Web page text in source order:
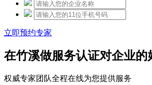
立即预约专家
在竹溪做服务认证对企业的
权威专家团队全程在线为您提供服务